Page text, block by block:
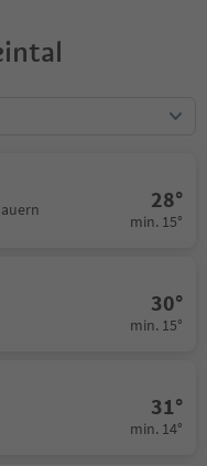
28°
min. 15°
30°
min. 15°
31°
min. 14°